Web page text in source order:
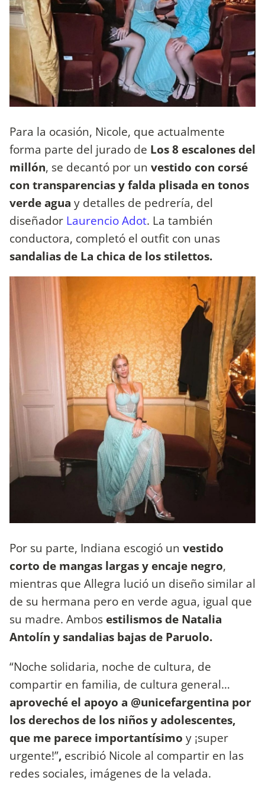
Para la ocasión, Nicole, que actualmente
forma parte del jurado de Los 8 escalones del
millón, se decantó por un vestido con corsé
con transparencias y falda plisada en tonos
verde agua y detalles de pedrería, del
diseñador Laurencio Adot. La también
conductora, completó el outfit con unas
sandalias de La chica de los stilettos.
Por su parte, Indiana escogió un vestido
corto de mangas largas y encaje negro,
mientras que Allegra lució un diseño similar al
de su hermana pero en verde agua, igual que
su madre. Ambos estilismos de Natalia
Antolín y sandalias bajas de Paruolo.
“Noche solidaria, noche de cultura, de
compartir en familia, de cultura general…
aproveché el apoyo a @unicefargentina por
los derechos de los niños y adolescentes,
que me parece importantísimo y ¡super
urgente!”, escribió Nicole al compartir en las
redes sociales, imágenes de la velada.